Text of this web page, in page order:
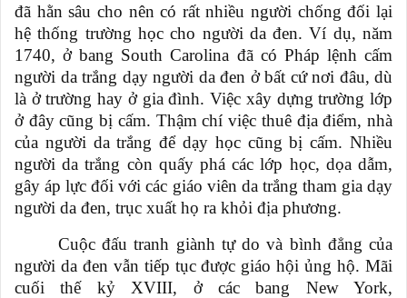
đã hằn sâu cho nên có rất nhiều người chống đối lại
hệ thống trường học cho người da đen. Ví dụ, năm
1740, ở bang South Carolina đã có Pháp lệnh cấm
người da trắng dạy người da đen ở bất cứ nơi đâu, dù
là ở trường hay ở gia đình. Việc xây dựng trường lớp
ở đây cũng bị cấm. Thậm chí việc thuê địa điểm, nhà
của người da trắng để dạy học cũng bị cấm. Nhiều
người da trắng còn quấy phá các lớp học, dọa dẫm,
gây áp lực đối với các giáo viên da trắng tham gia dạy
người da đen, trục xuất họ ra khỏi địa phương.
Cuộc đấu tranh giành tự do và bình đẳng của
người da đen vẫn tiếp tục được giáo hội ủng hộ. Mãi
cuối thế kỷ XVIII, ở các bang New York,